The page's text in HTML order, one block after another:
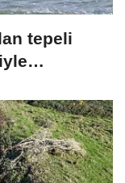
tepeli